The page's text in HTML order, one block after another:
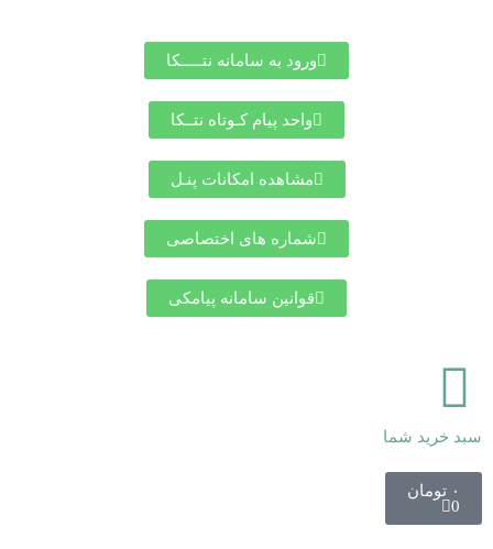
ورود به سامانه نتـــــکا
واحد پیام کـوتاه نتــکا
مشاهده امکانات پنـل
شماره های اختصاصی
قوانین سامانه پیامکی
سبد خرید شما
۰ تومان
0
ب
د
خ